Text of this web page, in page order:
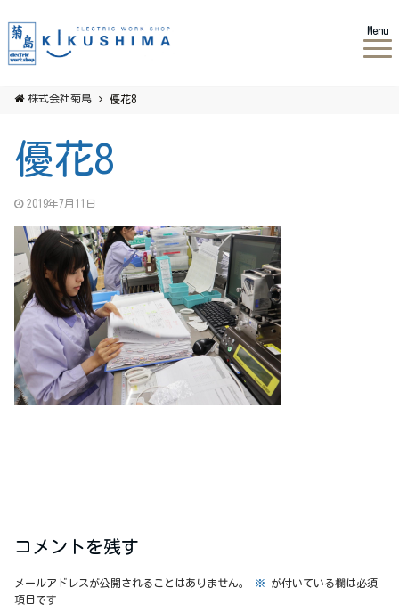
Menu
株式会社菊島 優花8
優花8
2019年7月11日
コメントを残す
メールアドレスが公開されることはありません。 ※ が付いている欄は必須
項目です